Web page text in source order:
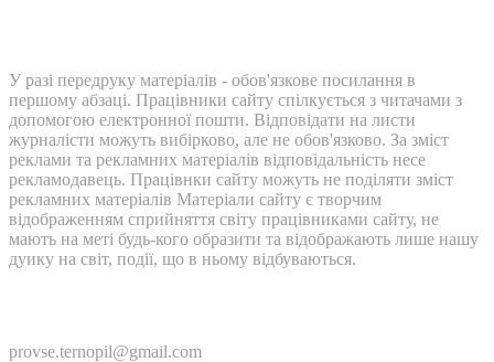
У разі передруку матеріалів - обов'язкове посилання в
першому абзаці. Працівники сайту спілкується з читачами з
допомогою електронної пошти. Відповідати на листи
журналісти можуть вибірково, але не обов'язково. За зміст
реклами та рекламних матеріалів відповідальність несе
рекламодавець. Працівнки сайту можуть не поділяти зміст
рекламних матеріалів Матеріали сайту є творчим
відображенням сприйняття світу працівниками сайту, не
мають на меті будь-кого образити та відображають лише нашу
дуику на світ, події, що в ньому відбуваються.
provse.ternopil@gmail.com